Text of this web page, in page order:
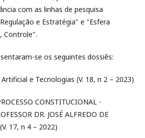
com as linhas de pesquisa
e Estratégia" e "Esfera
Controle".
se os seguintes dossiês:
e Tecnologias (V. 18, n 2 – 2023)
CONSTITUCIONAL -
DR. JOSÉ ALFREDO DE
17, n 4 – 2022)